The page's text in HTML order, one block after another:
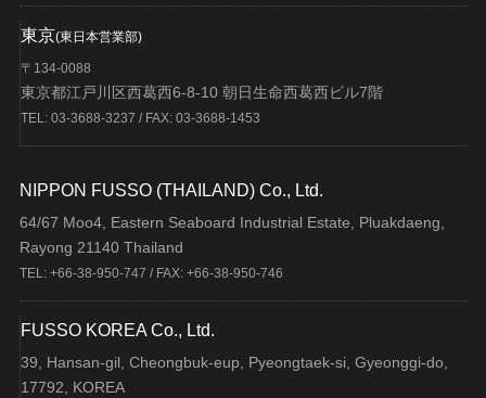
東京(東日本営業部)
〒134-0088
東京都江戸川区西葛西6-8-10 朝日生命西葛西ビル7階
TEL: 03-3688-3237 / FAX: 03-3688-1453
NIPPON FUSSO (THAILAND) Co., Ltd.
64/67 Moo4, Eastern Seaboard Industrial Estate, Pluakdaeng,
Rayong 21140 Thailand
TEL: +66-38-950-747 / FAX: +66-38-950-746
FUSSO KOREA Co., Ltd.
39, Hansan-gil, Cheongbuk-eup, Pyeongtaek-si, Gyeonggi-do,
17792, KOREA